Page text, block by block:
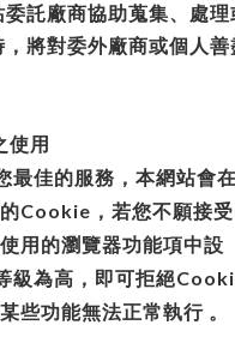
委託廠商協助蒐集、處理
，將對委外廠商或個人
使用
佳的服務，本網站會
Cookie，若您不願接
用的瀏覽器功能項中設
級為高，即可拒絕
些功能無法正常執行 。